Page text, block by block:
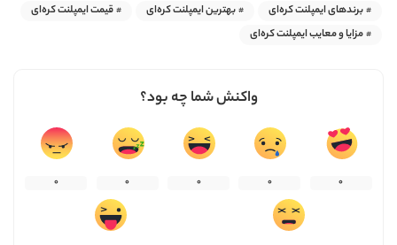
برندهای ایمپلنت کره‌ای
بهترین ایمپلنت کره‌ای
قیمت ایمپلنت کره‌ای
مزایا و معایب ایمپلنت کره‌ای
واکنش شما چه بود؟
0
0
0
0
0